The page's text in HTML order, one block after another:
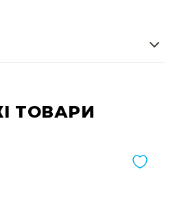
інтерфейси
ТОВАРИ